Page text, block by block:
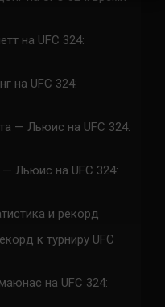
на UFC 324:
на UFC 324:
— Льюис на UFC 324:
Льюис на UFC 324:
и рекорд
к турниру UFC
на UFC 324: